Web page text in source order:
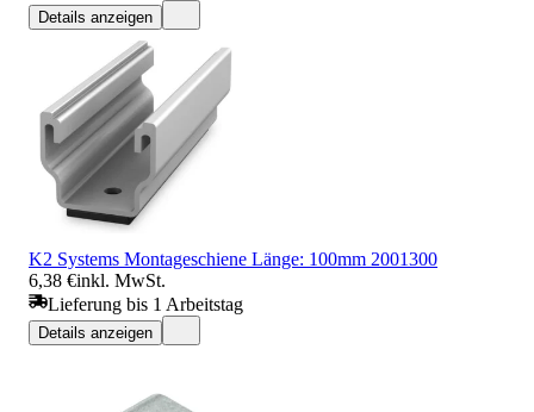
Details anzeigen
K2 Systems Montageschiene Länge: 100mm 2001300
6,38 €inkl. MwSt.
Lieferung bis 1 Arbeitstag
Details anzeigen